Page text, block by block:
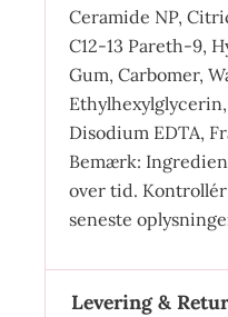
Ceramide NP,
C12-13 Pareth-9,
Gum, Carbomer,
Disodium EDTA,
Bemærk:
over tid.
seneste
Levering &